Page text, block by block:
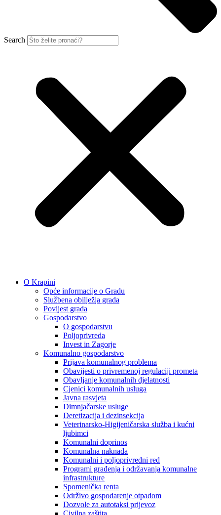
Search
O Krapini
Opće informacije o Gradu
Službena obilježja grada
Povijest grada
Gospodarstvo
O gospodarstvu
Poljoprivreda
Invest in Zagorje
Komunalno gospodarstvo
Prijava komunalnog problema
Obavijesti o privremenoj regulaciji prometa
Obavljanje komunalnih djelatnosti
Cjenici komunalnih usluga
Javna rasvjeta
Dimnjačarske usluge
Deretizacija i dezinsekcija
Veterinarsko-Higijeničarska služba i kućni
ljubimci
Komunalni doprinos
Komunalna naknada
Komunalni i poljoprivredni red
Programi građenja i održavanja komunalne
infrastrukture
Spomenička renta
Održivo gospodarenje otpadom
Dozvole za autotaksi prijevoz
Civilna zaštita